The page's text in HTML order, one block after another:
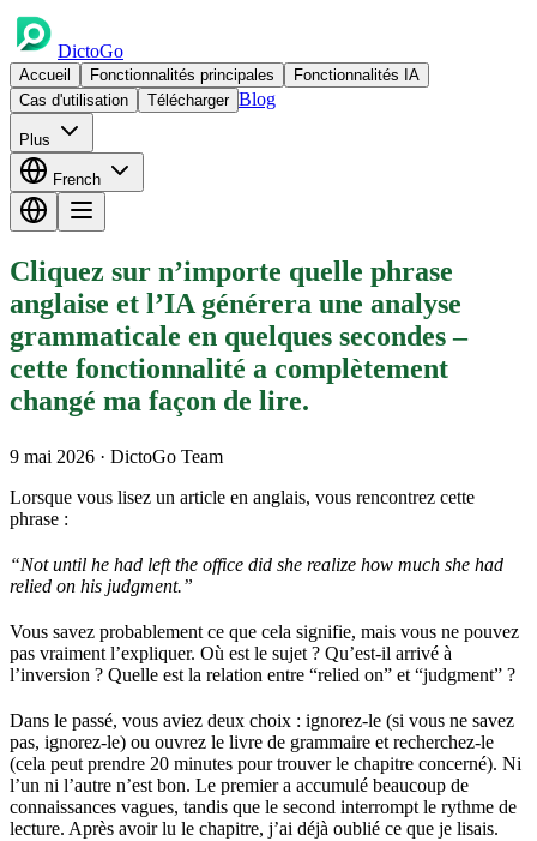
DictoGo
Accueil Fonctionnalités principales
Fonctionnalités IA
Cas d'utilisation
Télécharger Blog
Plus
French
Cliquez sur n’importe quelle phrase
anglaise et l’IA générera une analyse
grammaticale en quelques secondes –
cette fonctionnalité a complètement
changé ma façon de lire.
9 mai 2026 · DictoGo Team
Lorsque vous lisez un article en anglais, vous rencontrez cette
phrase :
“Not until he had left the office did she realize how much she had
relied on his judgment.”
Vous savez probablement ce que cela signifie, mais vous ne pouvez
pas vraiment l’expliquer. Où est le sujet ? Qu’est-il arrivé à
l’inversion ? Quelle est la relation entre “relied on” et “judgment” ?
Dans le passé, vous aviez deux choix : ignorez-le (si vous ne savez
pas, ignorez-le) ou ouvrez le livre de grammaire et recherchez-le
(cela peut prendre 20 minutes pour trouver le chapitre concerné). Ni
l’un ni l’autre n’est bon. Le premier a accumulé beaucoup de
connaissances vagues, tandis que le second interrompt le rythme de
lecture. Après avoir lu le chapitre, j’ai déjà oublié ce que je lisais.